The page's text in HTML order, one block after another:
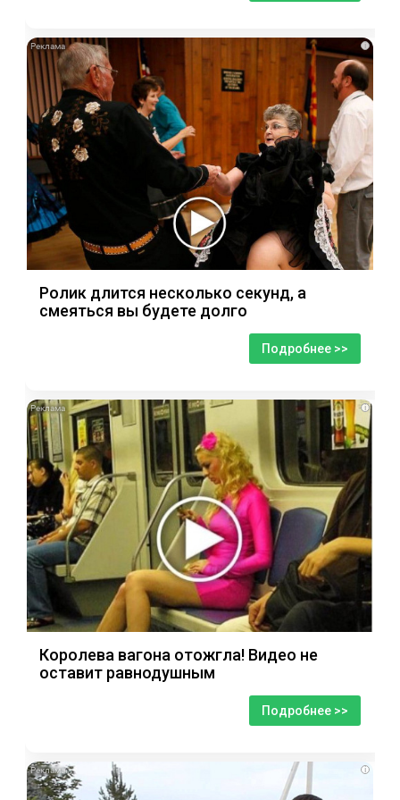
i
Ролик длится несколько секунд, а
смеяться вы будете долго
Подробнее >>
i
Королева вагона отожгла! Видео не
оставит равнодушным
Подробнее >>
i